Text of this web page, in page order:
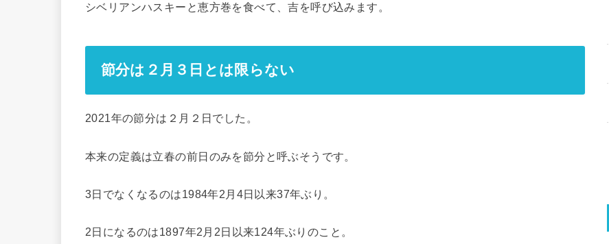
シベリアンハスキーと恵方巻を食べて、吉を呼び込みます。
節分は２月３日とは限らない
2021年の節分は２月２日でした。
本来の定義は立春の前日のみを節分 と呼ぶそうです。
3日でなくなるのは1984年2月4日以来37年ぶり。
2日になるのは1897年2月2日以来124年ぶりのこと。